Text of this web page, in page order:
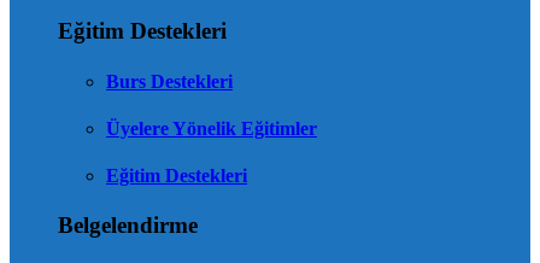
Eğitim Destekleri
Burs Destekleri
Üyelere Yönelik Eğitimler
Eğitim Destekleri
Belgelendirme